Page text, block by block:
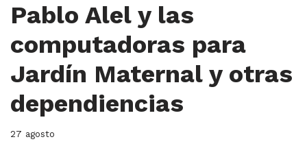
Pablo Alel y las
computadoras para
Jardín Maternal y otras
dependiencias
27 agosto